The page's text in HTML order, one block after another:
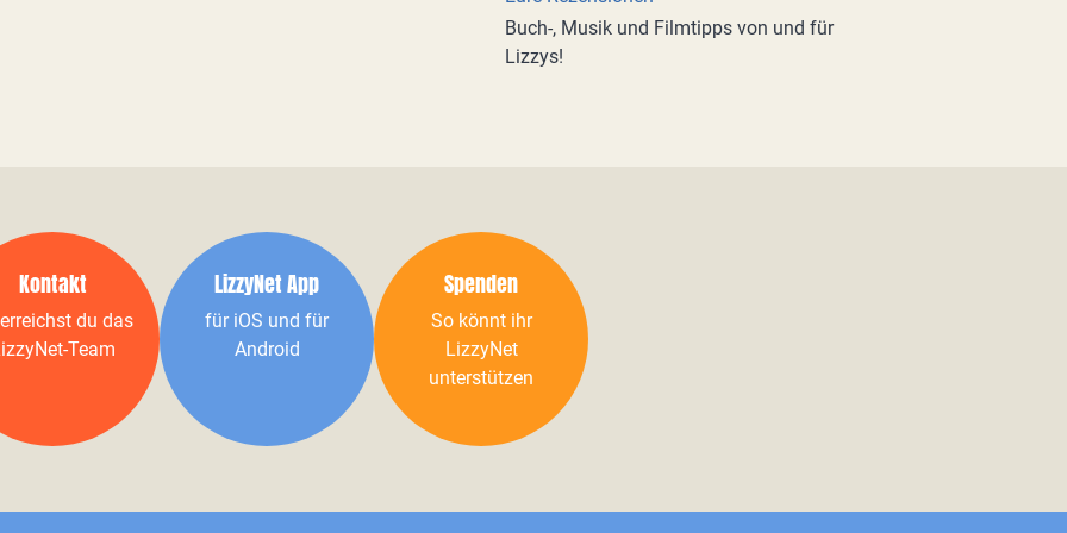
Buch-, Musik und Filmtipps von und für
Lizzys!
Kontakt
du das
Team
LizzyNet App
für iOS und für
Android
Spenden
So könnt ihr
LizzyNet
unterstützen